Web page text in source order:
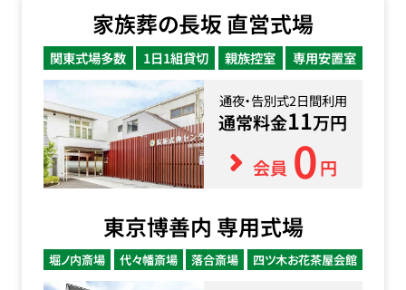
家族葬の長坂 直営式場
関東式場多数 1日1組貸切 親族控室 専用安置室
通夜・告別式2日間利用
通常料金11万円
会員 0円
東京博善内 専用式場
堀ノ内斎場 代々幡斎場 落合斎場 四ツ木お花茶屋会館